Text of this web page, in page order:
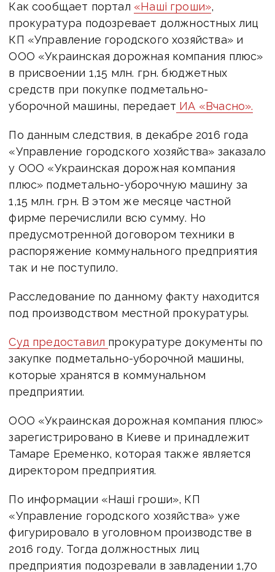
Как сообщает портал «Наші гроши»,
прокуратура подозревает должностных лиц
КП «Управление городского хозяйства» и
ООО «Украинская дорожная компания плюс»
в присвоении 1,15 млн. грн. бюджетных
средств при покупке подметально-
уборочной машины, передает ИА «Вчасно».
По данным следствия, в декабре 2016 года
«Управление городского хозяйства» заказало
у ООО «Украинская дорожная компания
плюс» подметально-уборочную машину за
1,15 млн. грн. В этом же месяце частной
фирме перечислили всю сумму. Но
предусмотренной договором техники в
распоряжение коммунального предприятия
так и не поступило.
Расследование по данному факту находится
под производством местной прокуратуры.
Суд предоставил прокуратуре документы по
закупке подметально-уборочной машины,
которые хранятся в коммунальном
предприятии.
ООО «Украинская дорожная компания плюс»
зарегистрировано в Киеве и принадлежит
Тамаре Еременко, которая также является
директором предприятия.
По информации «Наші гроши», КП
«Управление городского хозяйства» уже
фигурировало в уголовном производстве в
2016 году. Тогда должностных лиц
предприятия подозревали в завладении 1,70